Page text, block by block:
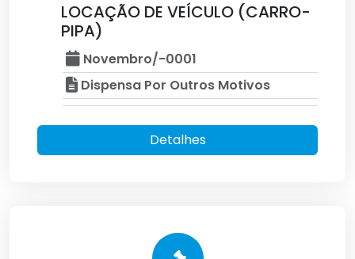
LOCAÇÃO DE VEÍCULO (CARRO-
PIPA)
Novembro/-0001
Dispensa Por Outros Motivos
Detalhes